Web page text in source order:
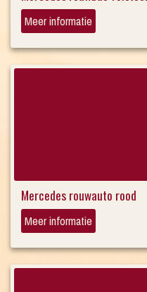
Meer informatie
Mercedes rouwauto rood
Meer informatie